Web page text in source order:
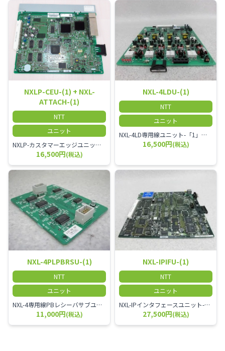
NXLP-CEU-(1) + NXL-
ATTACH-(1)
NTT
ユニット
NXLP-カスタマーエッジユニット-「1」 NXLP-CEU-(1) + NXL-ATTACH-(1)
16,500円(税込)
NXL-4LDU-(1)
NTT
ユニット
NXL-4LD専用線ユニット-「1」 NXL-4LDU-(1)
16,500円(税込)
NXL-4PLPBRSU-(1)
NTT
ユニット
NXL-4専用線PBレシーバサブユニット-「1」
11,000円(税込)
NXL-IPIFU-(1)
NTT
ユニット
NXL-IPインタフェースユニット-「1」 NXL-IPIFU-(1)
27,500円(税込)